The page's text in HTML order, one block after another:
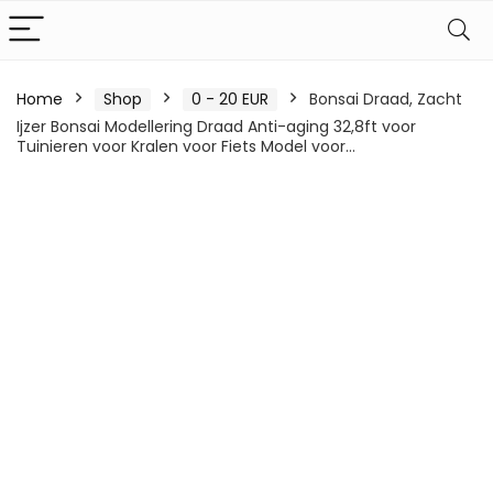
Home Shop 0 - 20 EUR
Bonsai Draad, Zacht
Ijzer Bonsai Modellering Draad Anti-aging 32,8ft voor
Tuinieren voor Kralen voor Fiets Model voor…